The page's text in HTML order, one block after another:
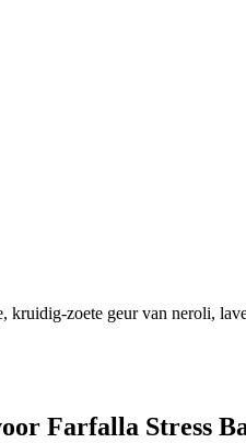
kruidig-zoete geur van neroli,
Farfalla Stress